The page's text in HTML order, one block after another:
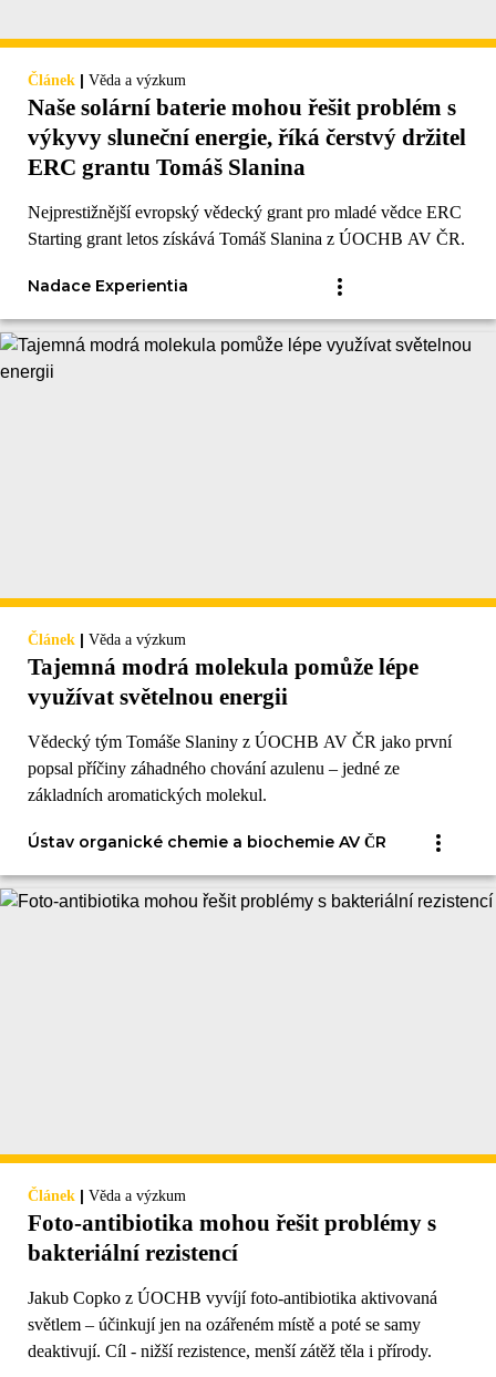
Článek | Věda a výzkum
Naše solární baterie mohou řešit problém s
výkyvy sluneční energie, říká čerstvý držitel
ERC grantu Tomáš Slanina
Nejprestižnější evropský vědecký grant pro mladé vědce ERC
Starting grant letos získává Tomáš Slanina z ÚOCHB AV ČR.
Nadace Experientia
Článek | Věda a výzkum
Tajemná modrá molekula pomůže lépe
využívat světelnou energii
Vědecký tým Tomáše Slaniny z ÚOCHB AV ČR jako první
popsal příčiny záhadného chování azulenu – jedné ze
základních aromatických molekul.
Ústav organické chemie a biochemie AV ČR
Článek | Věda a výzkum
Foto-antibiotika mohou řešit problémy s
bakteriální rezistencí
Jakub Copko z ÚOCHB vyvíjí foto-antibiotika aktivovaná
světlem – účinkují jen na ozářeném místě a poté se samy
deaktivují. Cíl - nižší rezistence, menší zátěž těla i přírody.